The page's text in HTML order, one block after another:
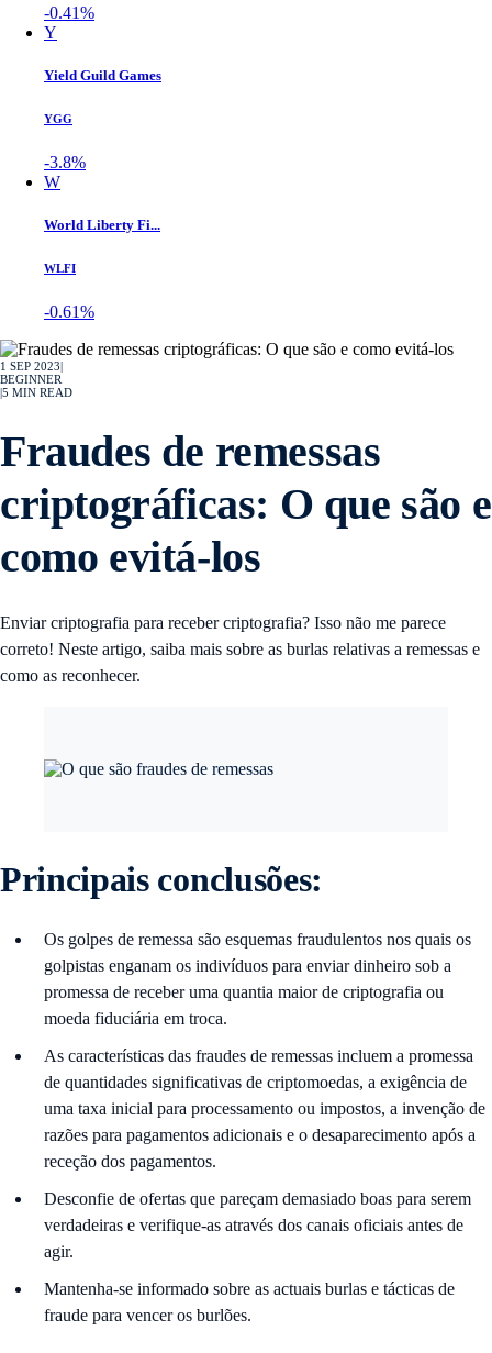
-0.41%
Y
Yield Guild Games
YGG
-3.8%
W
World Liberty Fi...
WLFI
-0.61%
1 SEP 2023
BEGINNER
5 MIN READ
Fraudes de remessas
criptográficas: O que são e
como evitá-los
Enviar criptografia para receber criptografia? Isso não me parece
correto! Neste artigo, saiba mais sobre as burlas relativas a remessas e
como as reconhecer.
Principais conclusões:
Os golpes de remessa são esquemas fraudulentos nos quais os
golpistas enganam os indivíduos para enviar dinheiro sob a
promessa de receber uma quantia maior de criptografia ou
moeda fiduciária em troca.
As características das fraudes de remessas incluem a promessa
de quantidades significativas de criptomoedas, a exigência de
uma taxa inicial para processamento ou impostos, a invenção de
razões para pagamentos adicionais e o desaparecimento após a
receção dos pagamentos.
Desconfie de ofertas que pareçam demasiado boas para serem
verdadeiras e verifique-as através dos canais oficiais antes de
agir.
Mantenha-se informado sobre as actuais burlas e tácticas de
fraude para vencer os burlões.